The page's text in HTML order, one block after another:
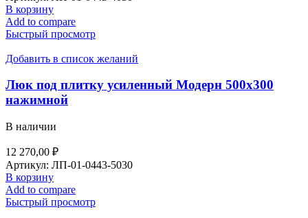
В корзину
Add to compare
Быстрый просмотр
Добавить в список желаний
Люк под плитку усиленный Модерн 500х300
нажимной
В наличии
12 270,00 ₽
Артикул: ЛП-01-0443-5030
В корзину
Add to compare
Быстрый просмотр